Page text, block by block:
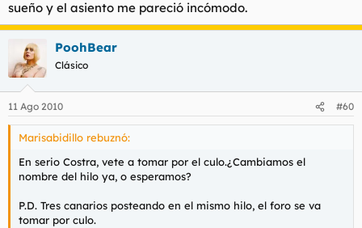
sueño y el asiento me pareció incómodo.
PoohBear
Clásico
11 Ago 2010 #60
Marisabidillo rebuznó:
En serio Costra, vete a tomar por el culo.¿Cambiamos el
nombre del hilo ya, o esperamos?
P.D. Tres canarios posteando en el mismo hilo, el foro se va
tomar por culo.